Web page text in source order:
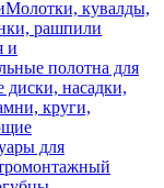
Молотки, кувалды,
рашпили
и
полотна для
насадки,
круги,
для